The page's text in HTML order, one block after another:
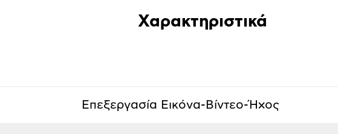
Χαρακτηριστικά
Επεξεργασία Εικόνα-Βίντεο-Ήχος